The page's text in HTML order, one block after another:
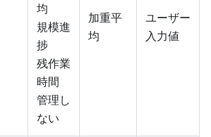
均
規模進
捗
残作業
時間
管理し
ない
加重平
均
ユーザー
入力値